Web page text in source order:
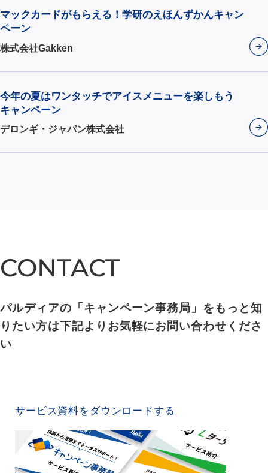
マックカードがもらえる！学研のえほんずかんキャン
ペーン
株式会社Gakken
今年の夏はワンタッチでアイスメニューを楽しもう
キャンペーン
デロンギ・ジャパン株式会社
CONTACT
CONTACT
パルディアの「キャンペーン事務局」をもっと知
りたい方は下記よりお気軽にお問い合わせくださ
い
サービス資料をダウンロードする